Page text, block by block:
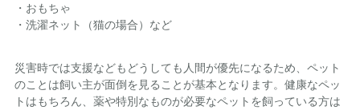
・おもちゃ
・洗濯ネット（猫の場合）など
災害時では支援などもどうしても人間が優先になるため、ペット
のことは飼い主が面倒を見ることが基本となります。健康なペッ
トはもちろん、薬や特別なものが必要なペットを飼っている方は